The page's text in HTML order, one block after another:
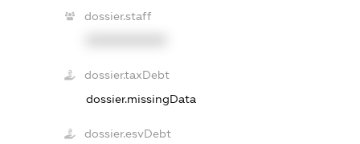
dossier.staff
dossier.taxDebt
dossier.missingData
dossier.esvDebt